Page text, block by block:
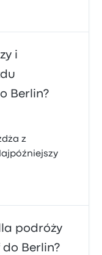
i
Berlin?
z
podróży
Berlin?